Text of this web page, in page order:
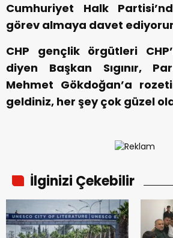
Cumhuriyet Halk
görev almaya davet
CHP gençlik örgütleri
diyen Başkan Sıgınır,
Mehmet Gökdoğan’a
geldiniz, her şey çok güzel
İlginizi Çekebilir